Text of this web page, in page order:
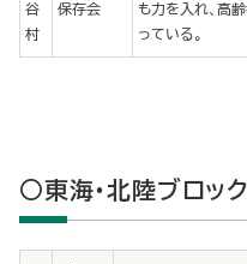
谷
村
保存会
も力を入れ、高
っている。
○東海・北陸ブロック